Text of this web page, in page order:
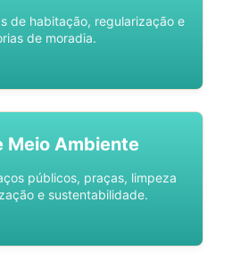
de habitação, regularização e
de moradia.
Meio Ambiente
públicos, praças, limpeza
e sustentabilidade.